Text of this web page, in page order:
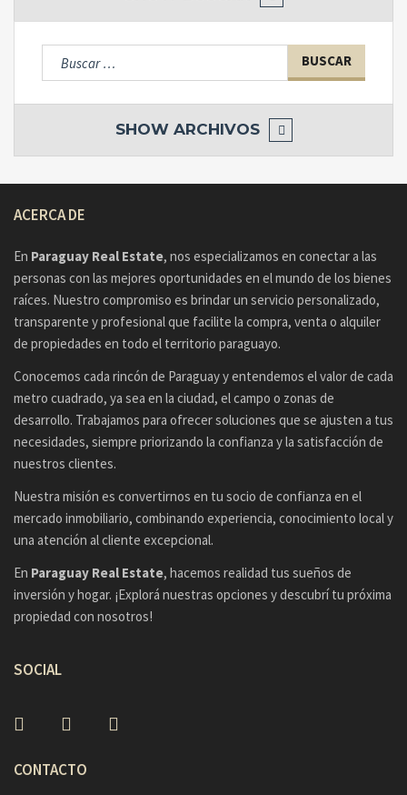
Total de dormitorios:9
🛁Total de baños:13
Cocheras:3
Ambientes (rooms):
✅ Ideal para inversión, vivienda multifamiliar, oficinas corporativas
Buscar:
SHOW ARCHIVOS
ACERCA DE
En Paraguay Real Estate, nos especializamos en conectar a las
personas con las mejores oportunidades en el mundo de los bienes
raíces. Nuestro compromiso es brindar un servicio personalizado,
transparente y profesional que facilite la compra, venta o alquiler
de propiedades en todo el territorio paraguayo.
Conocemos cada rincón de Paraguay y entendemos el valor de cada
metro cuadrado, ya sea en la ciudad, el campo o zonas de
desarrollo. Trabajamos para ofrecer soluciones que se ajusten a tus
necesidades, siempre priorizando la confianza y la satisfacción de
nuestros clientes.
Nuestra misión es convertirnos en tu socio de confianza en el
mercado inmobiliario, combinando experiencia, conocimiento local y
una atención al cliente excepcional.
En Paraguay Real Estate, hacemos realidad tus sueños de
inversión y hogar. ¡Explorá nuestras opciones y descubrí tu próxima
propiedad con nosotros!
SOCIAL
CONTACTO